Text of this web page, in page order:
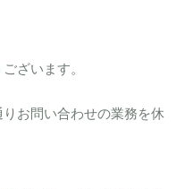
ざいます。
お問い合わせの業務を休